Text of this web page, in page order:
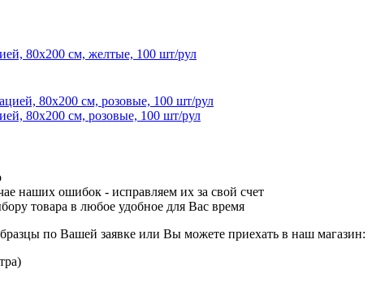
80х200 см, желтые, 100 шт/рул
80х200 см, розовые, 100 шт/рул
наших ошибок - исправляем их за свой счет
товара в любое удобное для Вас время
по Вашей заявке или Вы можете приехать в наш магазин: